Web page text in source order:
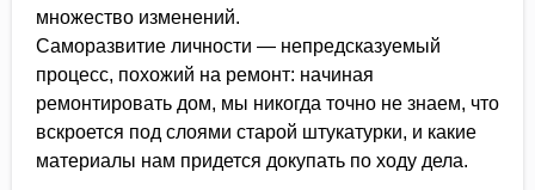
множество изменений.
Саморазвитие личности — непредсказуемый
процесс, похожий на ремонт: начиная
ремонтировать дом, мы никогда точно не знаем, что
вскроется под слоями старой штукатурки, и какие
материалы нам придется докупать по ходу дела.